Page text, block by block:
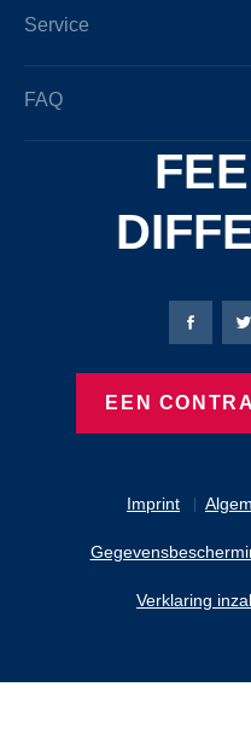
Service
FAQ
Imprint
Verklaring
EEN